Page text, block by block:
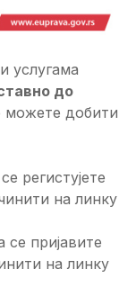
услугама
до
можете добити
регистујете
на линку
се пријавите
на линку